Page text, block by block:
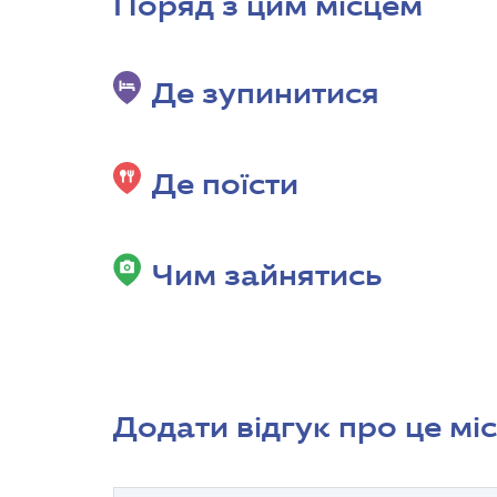
Поряд з цим місцем
Де зупинитися
Де поїсти
Чим зайнятись
Додати відгук про це